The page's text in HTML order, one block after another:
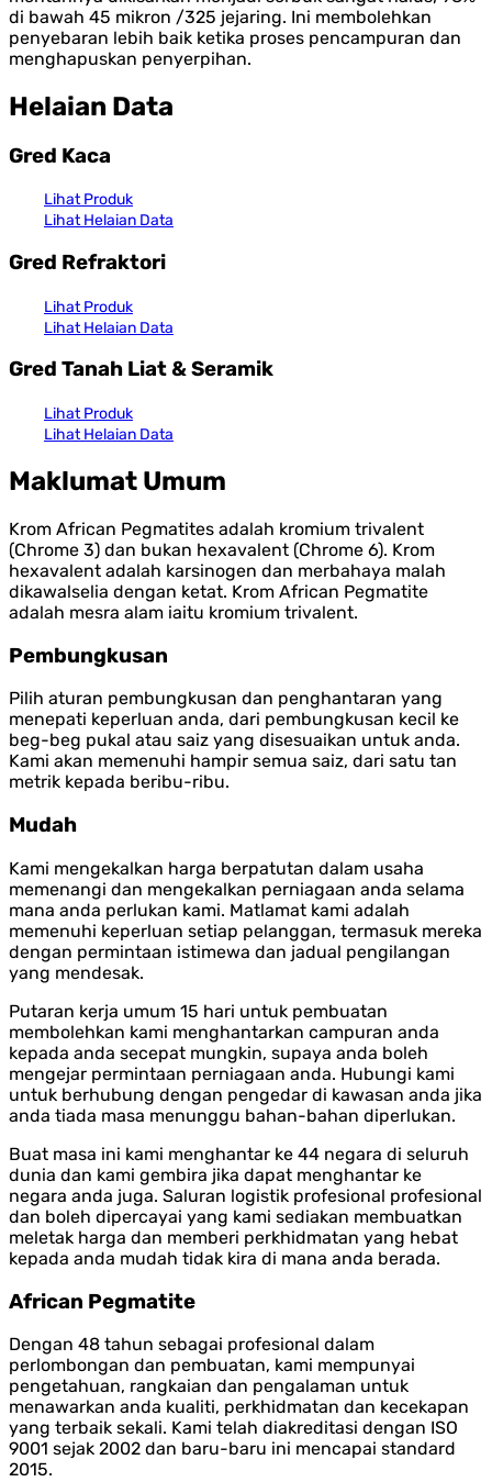
di bawah 45 mikron /325 jejaring. Ini membolehkan
penyebaran lebih baik ketika proses pencampuran dan
menghapuskan penyerpihan.
Helaian Data
Gred Kaca
Lihat Produk
Lihat Helaian Data
Gred Refraktori
Lihat Produk
Lihat Helaian Data
Gred Tanah Liat & Seramik
Lihat Produk
Lihat Helaian Data
Maklumat Umum
Krom African Pegmatites adalah kromium trivalent
(Chrome 3) dan bukan hexavalent (Chrome 6). Krom
hexavalent adalah karsinogen dan merbahaya malah
dikawalselia dengan ketat. Krom African Pegmatite
adalah mesra alam iaitu kromium trivalent.
Pembungkusan
Pilih aturan pembungkusan dan penghantaran yang
menepati keperluan anda, dari pembungkusan kecil ke
beg-beg pukal atau saiz yang disesuaikan untuk anda.
Kami akan memenuhi hampir semua saiz, dari satu tan
metrik kepada beribu-ribu.
Mudah
Kami mengekalkan harga berpatutan dalam usaha
memenangi dan mengekalkan perniagaan anda selama
mana anda perlukan kami. Matlamat kami adalah
memenuhi keperluan setiap pelanggan, termasuk mereka
dengan permintaan istimewa dan jadual pengilangan
yang mendesak.
Putaran kerja umum 15 hari untuk pembuatan
membolehkan kami menghantarkan campuran anda
kepada anda secepat mungkin, supaya anda boleh
mengejar permintaan perniagaan anda. Hubungi kami
untuk berhubung dengan pengedar di kawasan anda jika
anda tiada masa menunggu bahan-bahan diperlukan.
Buat masa ini kami menghantar ke 44 negara di seluruh
dunia dan kami gembira jika dapat menghantar ke
negara anda juga. Saluran logistik profesional profesional
dan boleh dipercayai yang kami sediakan membuatkan
meletak harga dan memberi perkhidmatan yang hebat
kepada anda mudah tidak kira di mana anda berada.
African Pegmatite
Dengan 48 tahun sebagai profesional dalam
perlombongan dan pembuatan, kami mempunyai
pengetahuan, rangkaian dan pengalaman untuk
menawarkan anda kualiti, perkhidmatan dan kecekapan
yang terbaik sekali. Kami telah diakreditasi dengan ISO
9001 sejak 2002 dan baru-baru ini mencapai standard
2015.